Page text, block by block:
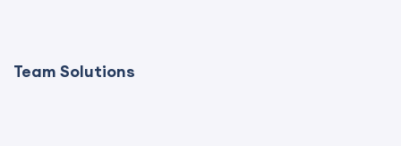
Team Solutions